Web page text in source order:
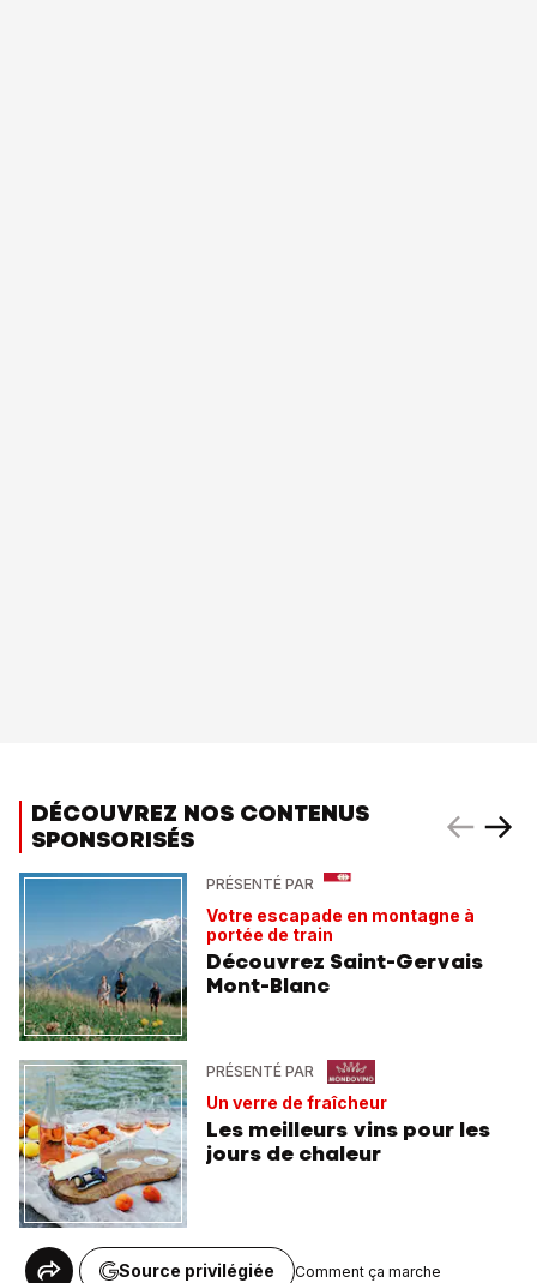
DÉCOUVREZ NOS CONTENUS
SPONSORISÉS
PRÉSENTÉ PAR
Votre escapade en montagne à
portée de train
Découvrez Saint-Gervais
Mont-Blanc
PRÉSENTÉ PAR
Un verre de fraîcheur
Les meilleurs vins pour les
jours de chaleur
Source privilégiée Comment ça marche